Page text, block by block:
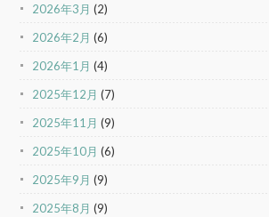
2026年3月 (2)
2026年2月 (6)
2026年1月 (4)
2025年12月 (7)
2025年11月 (9)
2025年10月 (6)
2025年9月 (9)
2025年8月 (9)